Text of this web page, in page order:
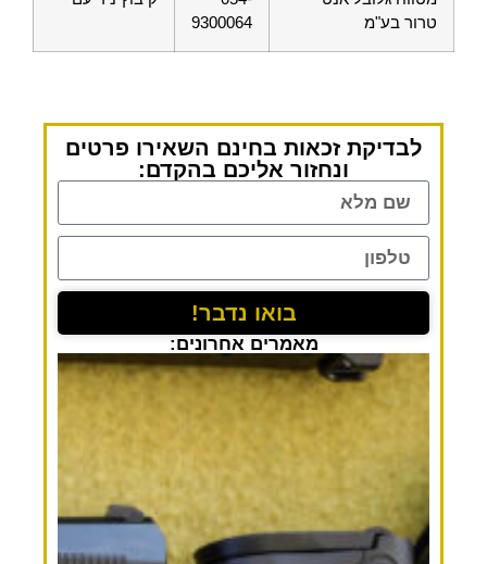
טרור בע"מ
9300064
לבדיקת זכאות בחינם השאירו פרטים
ונחזור אליכם בהקדם:
בואו נדבר!
מאמרים אחרונים: